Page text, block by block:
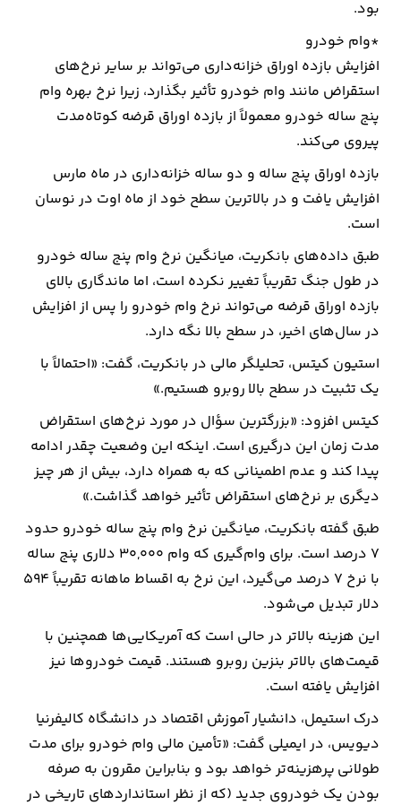
بود.
*وام خودرو
افزایش بازده اوراق خزانه‌داری می‌تواند بر سایر نرخ‌های
استقراض مانند وام خودرو تأثیر بگذارد، زیرا نرخ بهره وام
پنج ساله خودرو معمولاً از بازده اوراق قرضه کوتاه‌مدت
پیروی می‌کند.
بازده اوراق پنج ساله و دو ساله خزانه‌داری در ماه مارس
افزایش یافت و در بالاترین سطح خود از ماه اوت در نوسان
است.
طبق داده‌های بانکریت، میانگین نرخ وام پنج ساله خودرو
در طول جنگ تقریباً تغییر نکرده است، اما ماندگاری بالای
بازده اوراق قرضه می‌تواند نرخ وام خودرو را پس از افزایش
در سال‌های اخیر، در سطح بالا نگه دارد.
استیون کیتس، تحلیلگر مالی در بانکریت، گفت: «احتمالاً با
یک تثبیت در سطح بالا روبرو هستیم.»
کیتس افزود: «بزرگترین سؤال در مورد نرخ‌های استقراض
مدت زمان این درگیری است. اینکه این وضعیت چقدر ادامه
پیدا کند و عدم اطمینانی که به همراه دارد، بیش از هر چیز
دیگری بر نرخ‌های استقراض تأثیر خواهد گذاشت.»
طبق گفته بانکریت، میانگین نرخ وام پنج ساله خودرو حدود
7 درصد است. برای وام‌گیری که وام 30,000 دلاری پنج ساله
با نرخ 7 درصد می‌گیرد، این نرخ به اقساط ماهانه تقریباً 594
دلار تبدیل می‌شود.
این هزینه بالاتر در حالی است که آمریکایی‌ها همچنین با
قیمت‌های بالاتر بنزین روبرو هستند. قیمت خودروها نیز
افزایش یافته است.
درک استیمل، دانشیار آموزش اقتصاد در دانشگاه کالیفرنیا
دیویس، در ایمیلی گفت: «تأمین مالی وام خودرو برای مدت
طولانی پرهزینه‌تر خواهد بود و بنابراین مقرون به صرفه
بودن یک خودروی جدید (که از نظر استانداردهای تاریخی در